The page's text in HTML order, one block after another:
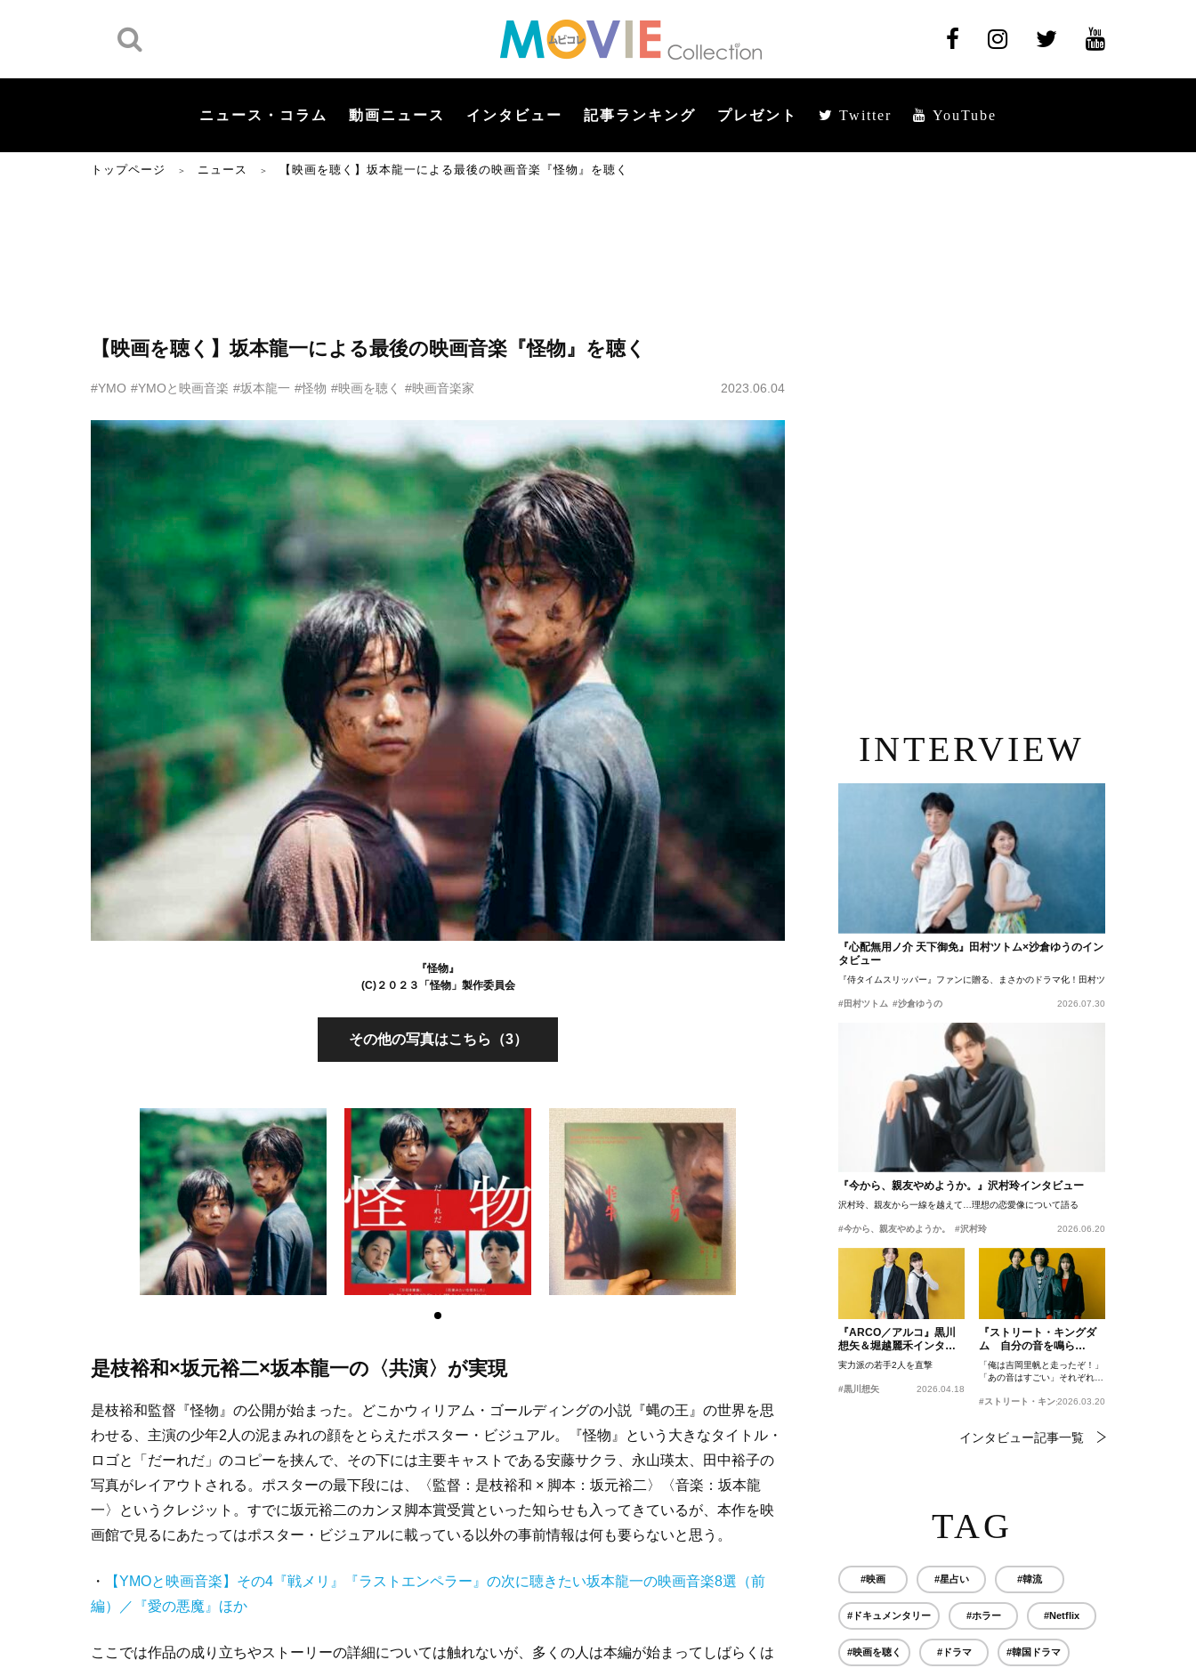
ニュース・コラム 動画ニュース インタビュー 記事ランキング プレゼント Twitter YouTube
トップページ ＞ ニュース ＞ 【映画を聴く】坂本龍一による最後の映画音楽『怪物』を聴く
【映画を聴く】坂本龍一による最後の映画音楽『怪物』を聴く
#YMO #YMOと映画音楽 #坂本龍一 #怪物 #映画を聴く #映画音楽家 2023.06.04
『怪物』
(C)２０２３「怪物」製作委員会
その他の写真はこちら（3）
是枝裕和×坂元裕二×坂本龍一の〈共演〉が実現
是枝裕和監督『怪物』の公開が始まった。どこかウィリアム・ゴールディングの小説『蝿の王』の世界を思
わせる、主演の少年2人の泥まみれの顔をとらえたポスター・ビジュアル。『怪物』という大きなタイトル・
ロゴと「だーれだ」のコピーを挟んで、その下には主要キャストである安藤サクラ、永山瑛太、田中裕子の
写真がレイアウトされる。ポスターの最下段には、〈監督：是枝裕和 × 脚本：坂元裕二〉〈音楽：坂本龍
一〉というクレジット。すでに坂元裕二のカンヌ脚本賞受賞といった知らせも入ってきているが、本作を映
画館で見るにあたってはポスター・ビジュアルに載っている以外の事前情報は何も要らないと思う。
・
【YMOと映画音楽】その4『戦メリ』『ラストエンペラー』の次に聴きたい坂本龍一の映画音楽8選（前
編）／『愛の悪魔』ほか
ここでは作品の成り立ちやストーリーの詳細については触れないが、多くの人は本編が始まってしばらくは
INTERVIEW
『心配無用ノ介 天下御免』田村ツトム×沙倉ゆうのイン
タビュー
『侍タイムスリッパー』ファンに贈る、まさかのドラマ化！田村ツトム×沙倉ゆうのが語
#田村ツトム #沙倉ゆうの 2026.07.30
『今から、親友やめようか。』沢村玲インタビュー
沢村玲、親友から一線を越えて…理想の恋愛像について語る
#今から、親友やめようか。 #沢村玲 2026.06.20
『ARCO／アルコ』黒川
想矢＆堀越麗禾インタビ
ュー
実力派の若手2人を直撃
#黒川想矢 2026.04.18
『ストリート・キングダ
ム 自分の音を鳴ら
せ。』峯田和伸、若葉竜
也、吉岡里帆インタビュ
ー
「俺は吉岡里帆と走ったぞ！」
「あの音はすごい」それぞれの
#ストリート・キングダム 自分の音を鳴らせ。
2026.03.20
インタビュー記事一覧
TAG
#映画 #星占い #韓流
#ドキュメンタリー #ホラー #Netflix
#映画を聴く #ドラマ #韓国ドラマ